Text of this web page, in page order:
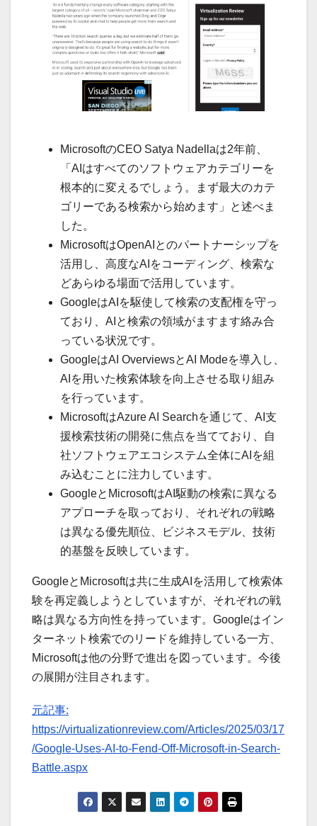
MicrosoftのCEO Satya Nadellaは2年前、
「AIはすべてのソフトウェアカテゴリーを
根本的に変えるでしょう。まず最大のカテ
ゴリーである検索から始めます」と述べま
した。
MicrosoftはOpenAIとのパートナーシップを
活用し、高度なAIをコーディング、検索な
どあらゆる場面で活用しています。
GoogleはAIを駆使して検索の支配権を守っ
ており、AIと検索の領域がますます絡み合
っている状況です。
GoogleはAI OverviewsとAI Modeを導入し、
AIを用いた検索体験を向上させる取り組み
を行っています。
MicrosoftはAzure AI Searchを通じて、AI支
援検索技術の開発に焦点を当てており、自
社ソフトウェアエコシステム全体にAIを組
み込むことに注力しています。
GoogleとMicrosoftはAI駆動の検索に異なる
アプローチを取っており、それぞれの戦略
は異なる優先順位、ビジネスモデル、技術
的基盤を反映しています。
GoogleとMicrosoftは共に生成AIを活用して検索体
験を再定義しようとしていますが、それぞれの戦
略は異なる方向性を持っています。Googleはイン
ターネット検索でのリードを維持している一方、
Microsoftは他の分野で進出を図っています。今後
の展開が注目されます。
元記事:
https://virtualizationreview.com/Articles/2025/03/17
/Google-Uses-AI-to-Fend-Off-Microsoft-in-Search-
Battle.aspx